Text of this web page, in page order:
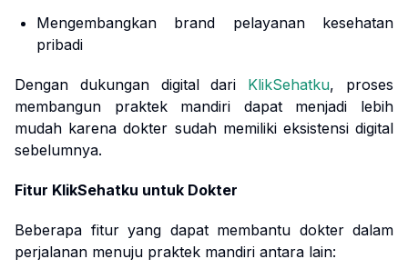
Mengembangkan brand pelayanan kesehatan
pribadi
Dengan dukungan digital dari KlikSehatku, proses
membangun praktek mandiri dapat menjadi lebih
mudah karena dokter sudah memiliki eksistensi digital
sebelumnya.
Fitur KlikSehatku untuk Dokter
Beberapa fitur yang dapat membantu dokter dalam
perjalanan menuju praktek mandiri antara lain: